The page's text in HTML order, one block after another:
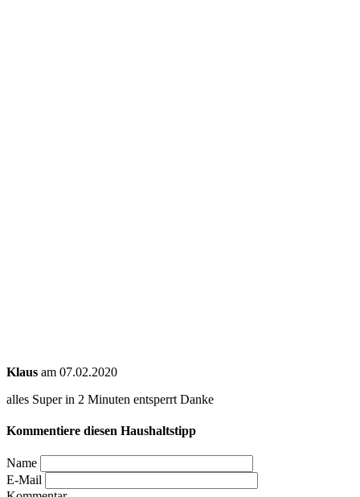
Klaus am 07.02.2020
alles Super in 2 Minuten entsperrt Danke
Kommentiere diesen Haushaltstipp
Name
E-Mail